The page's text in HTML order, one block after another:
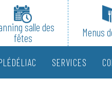
salle des
fêtes
Menus
SERVICES